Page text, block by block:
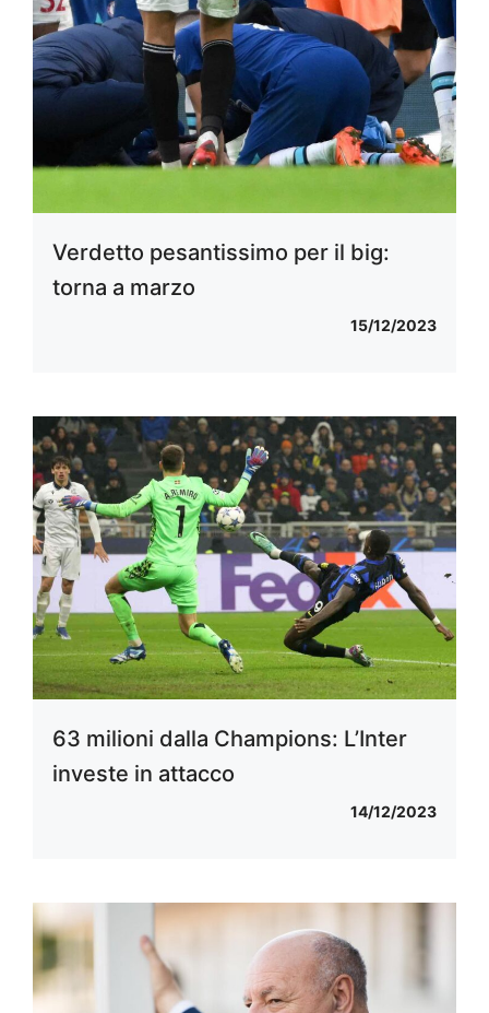
Verdetto pesantissimo per il big:
torna a marzo
15/12/2023
63 milioni dalla Champions: L’Inter
investe in attacco
14/12/2023